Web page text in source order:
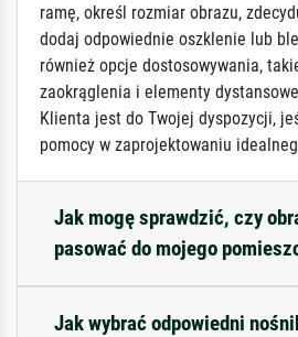
ramę, określ rozmiar obrazu,
dodaj odpowiednie oszklenie lub
również opcje dostosowywania,
zaokrąglenia i elementy
Klienta jest do Twojej dyspozycji,
pomocy w zaprojektowaniu
Jak mogę sprawdzić, czy
pasować do mojego
Jak wybrać odpowiedni